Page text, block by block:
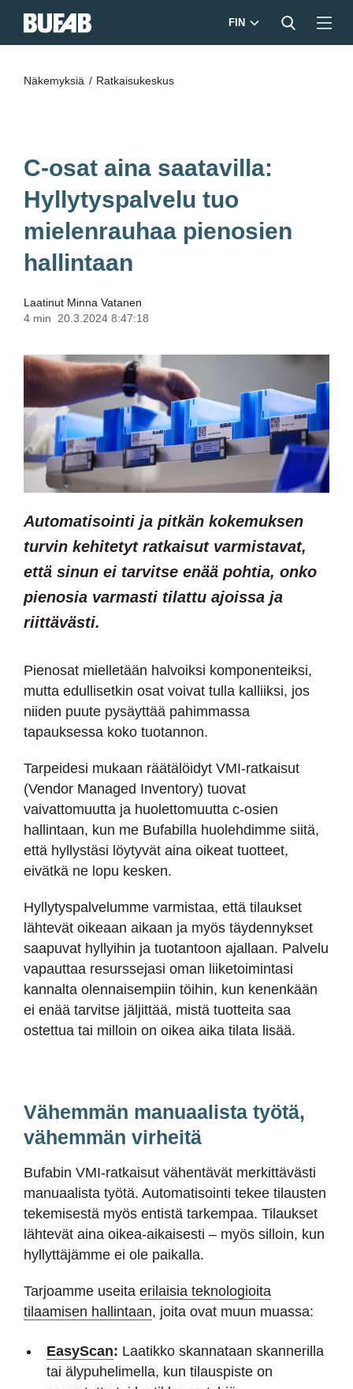
FIN
Näkemyksiä Ratkaisukeskus
C-osat aina saatavilla:
Hyllytyspalvelu tuo
mielenrauhaa pienosien
hallintaan
Laatinut Minna Vatanen
4 min
20.3.2024 8:47:18
Automatisointi ja pitkän kokemuksen
turvin kehitetyt ratkaisut varmistavat,
että sinun ei tarvitse enää pohtia, onko
pienosia varmasti tilattu ajoissa ja
riittävästi.
Pienosat mielletään halvoiksi komponenteiksi,
mutta edullisetkin osat voivat tulla kalliiksi, jos
niiden puute pysäyttää pahimmassa
tapauksessa koko tuotannon.
Tarpeidesi mukaan räätälöidyt VMI-ratkaisut
(Vendor Managed Inventory) tuovat
vaivattomuutta ja huolettomuutta c-osien
hallintaan, kun me Bufabilla huolehdimme siitä,
että hyllystäsi löytyvät aina oikeat tuotteet,
eivätkä ne lopu kesken.
Hyllytyspalvelumme varmistaa, että tilaukset
lähtevät oikeaan aikaan ja myös täydennykset
saapuvat hyllyihin ja tuotantoon ajallaan. Palvelu
vapauttaa resurssejasi oman liiketoimintasi
kannalta olennaisempiin töihin, kun kenenkään
ei enää tarvitse jäljittää, mistä tuotteita saa
ostettua tai milloin on oikea aika tilata lisää.
Vähemmän manuaalista työtä,
vähemmän virheitä
Bufabin VMI-ratkaisut vähentävät merkittävästi
manuaalista työtä. Automatisointi tekee tilausten
tekemisestä myös entistä tarkempaa. Tilaukset
lähtevät aina oikea-aikaisesti – myös silloin, kun
hyllyttäjämme ei ole paikalla.
Tarjoamme useita erilaisia teknologioita
tilaamisen hallintaan, joita ovat muun muassa:
EasyScan: Laatikko skannataan skannerilla
tai älypuhelimella, kun tilauspiste on